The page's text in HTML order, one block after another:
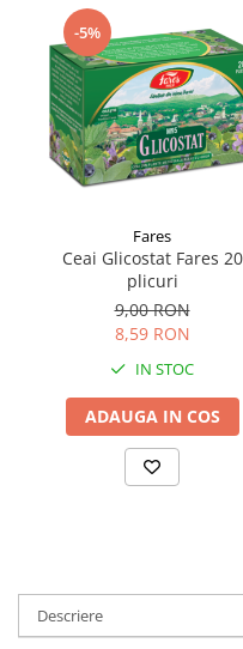
Vitamine si minerale
-5%
Fares
Ceai Glicostat Fares 20
plicuri
9,00 RON
8,59 RON
IN STOC
ADAUGA IN COS
Descriere